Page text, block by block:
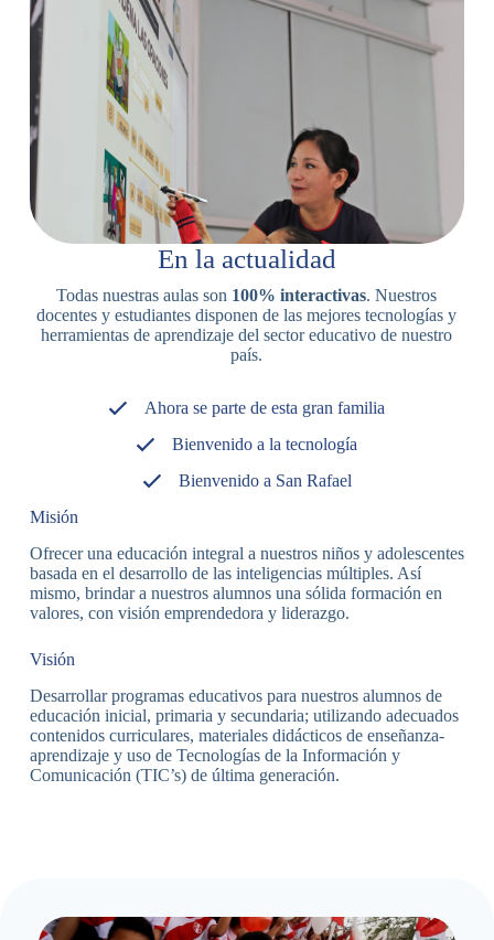
En la actualidad
Todas nuestras aulas son 100% interactivas. Nuestros
docentes y estudiantes disponen de las mejores tecnologías y
herramientas de aprendizaje del sector educativo de nuestro
país.
Ahora se parte de esta gran familia
Bienvenido a la tecnología
Bienvenido a San Rafael
Misión
Ofrecer una educación integral a nuestros niños y adolescentes
basada en el desarrollo de las inteligencias múltiples. Así
mismo, brindar a nuestros alumnos una sólida formación en
valores, con visión emprendedora y liderazgo.
Visión
Desarrollar programas educativos para nuestros alumnos de
educación inicial, primaria y secundaria; utilizando adecuados
contenidos curriculares, materiales didácticos de enseñanza-
aprendizaje y uso de Tecnologías de la Información y
Comunicación (TIC’s) de última generación.